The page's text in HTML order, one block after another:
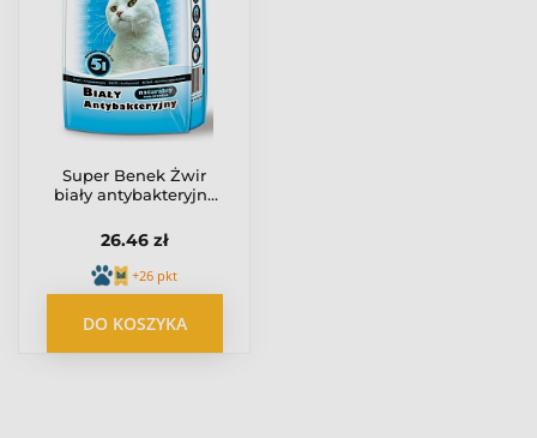
Super Benek Żwir
biały antybakteryjny
26.46 zł
+26 pkt
DO KOSZYKA